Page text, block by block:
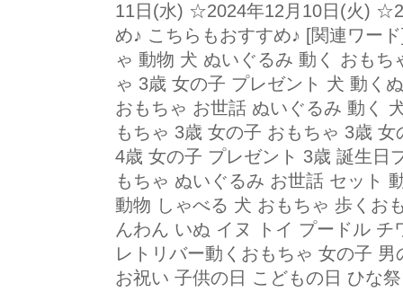
11日(水) ☆2024年12月10日(火)
め♪ こちらもおすすめ♪ [関連ワー
ゃ 動物 犬 ぬいぐるみ 動く おも
ゃ 3歳 女の子 プレゼント 犬 動く
おもちゃ お世話 ぬいぐるみ 動く
もちゃ 3歳 女の子 おもちゃ 3歳
4歳 女の子 プレゼント 3歳 誕生日
もちゃ ぬいぐるみ お世話 セット
動物 しゃべる 犬 おもちゃ 歩くお
んわん いぬ イヌ トイ プードル
レトリバー動くおもちゃ 女の子
お祝い 子供の日 こどもの日 ひな